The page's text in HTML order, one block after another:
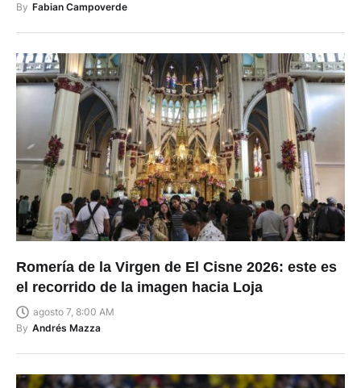
By Fabian Campoverde
Romería de la Virgen de El Cisne 2026: este es
el recorrido de la imagen hacia Loja
agosto 7, 8:00 AM
By Andrés Mazza